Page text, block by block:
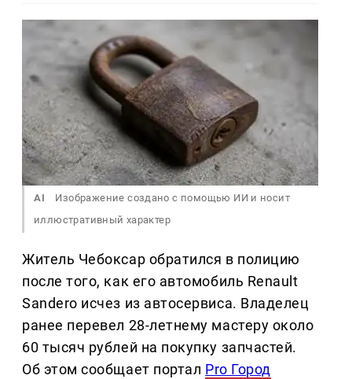
AI
Изображение создано с помощью ИИ и носит
иллюстративный характер
Житель Чебоксар обратился в полицию
после того, как его автомобиль Renault
Sandero исчез из автосервиса. Владелец
ранее перевел 28-летнему мастеру около
60 тысяч рублей на покупку запчастей.
Об этом сообщает портал Pro Город